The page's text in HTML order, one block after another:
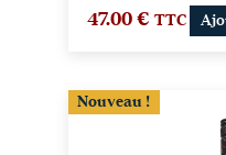
47.00 € TTC
Nouveau !